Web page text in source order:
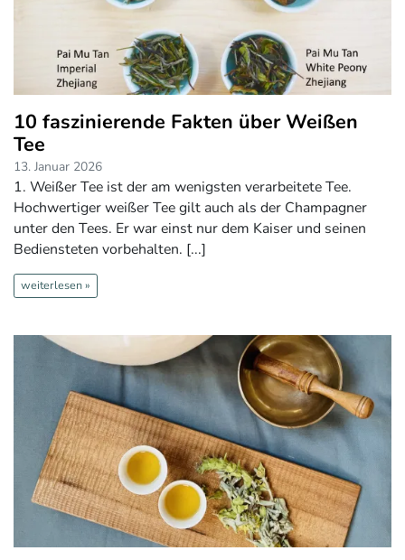
10 faszinierende Fakten über Weißen
Tee
13. Januar 2026
1. Weißer Tee ist der am wenigsten verarbeitete Tee.
Hochwertiger weißer Tee gilt auch als der Champagner
unter den Tees. Er war einst nur dem Kaiser und seinen
Bediensteten vorbehalten. [...]
weiterlesen »